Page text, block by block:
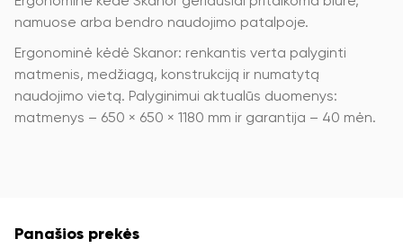
namuose arba bendro naudojimo patalpoje.
Ergonominė kėdė Skanor: renkantis verta palyginti
matmenis, medžiagą, konstrukciją ir numatytą
naudojimo vietą. Palyginimui aktualūs duomenys:
matmenys – 650 × 650 × 1180 mm ir garantija – 40 mėn.
Panašios prekės